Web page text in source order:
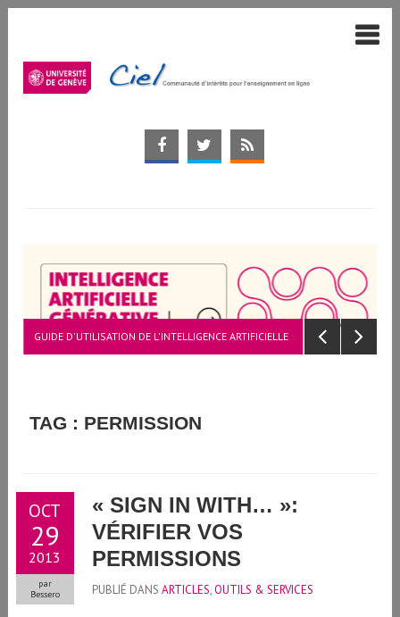
GUIDE D'UTILISATION DE L'INTELLIGENCE ARTIFICIELLE
TAG : PERMISSION
OCT
29
2013
par
Bessero
« SIGN IN WITH… »:
VÉRIFIER VOS
PERMISSIONS
PUBLIÉ DANS ARTICLES,OUTILS & SERVICES